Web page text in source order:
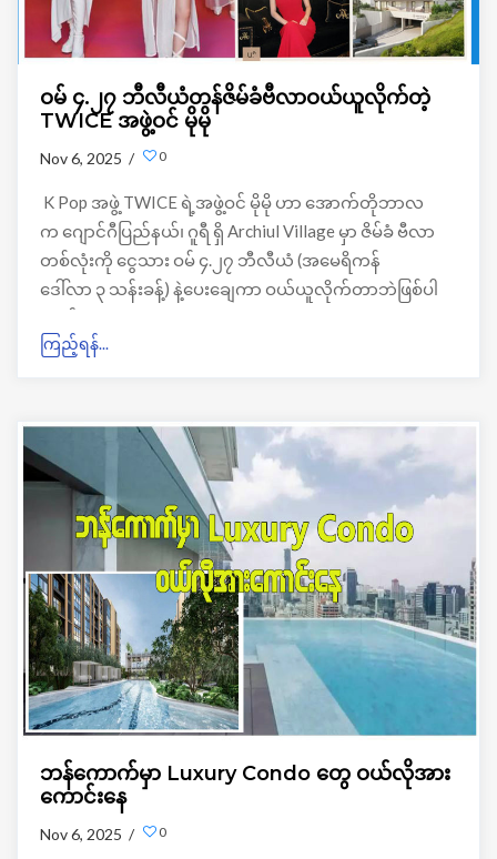
ဝမ် ၄.၂၇ ဘီလီယံတန်ဇိမ်ခံဗီလာဝယ်ယူလိုက်တဲ့
TWICE အဖွဲ့ဝင် မိုမို
Nov 6, 2025 / 0
K Pop အဖွဲ့ TWICE ရဲ့အဖွဲ့ဝင် မိုမို ဟာ အောက်တိုဘာလ
က ဂျောင်ဂီပြည်နယ်၊ ဂူရီ ရှိ Archiul Village မှာ ဇိမ်ခံ ဗီလာ
တစ်လုံးကို ငွေသား ဝမ် ၄.၂၇ ဘီလီယံ (အမေရိကန်
ဒေါ်လာ ၃ သန်းခန့်) နဲ့ပေးချေကာ ဝယ်ယူလိုက်တာဘဲဖြစ်ပါ
ကြည့်ရန်...
ဘန်ကောက်မှာ Luxury Condo တွေ ဝယ်လိုအား
ကောင်းနေ
Nov 6, 2025 / 0